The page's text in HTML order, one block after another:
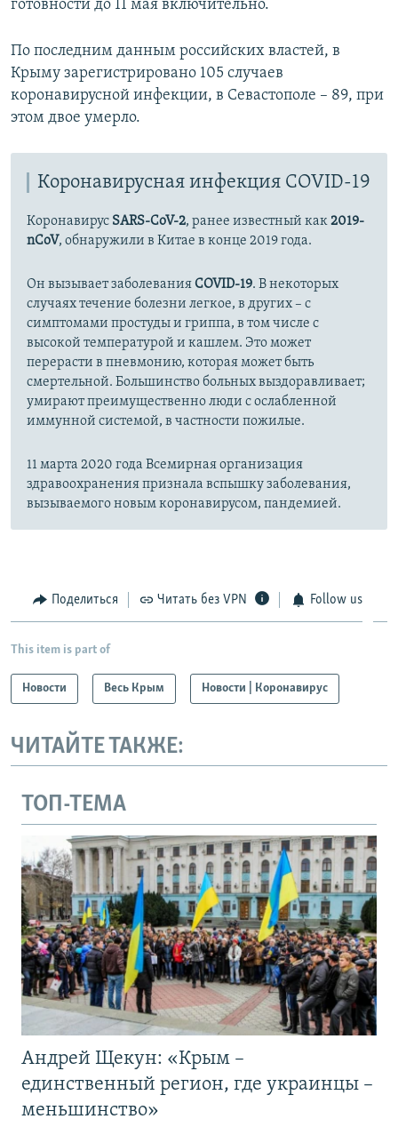
1080p
готовности до 11 мая включительно.
По последним данным российских властей, в
Крыму зарегистрировано 105 случаев
коронавирусной инфекции, в Севастополе – 89, при
этом двое умерло.
Коронавирусная инфекция COVID-19
Коронавирус SARS-CoV-2, ранее известный как2019-
nCoV, обнаружили в Китае в конце 2019 года.
Он вызывает заболеванияCOVID-19. В некоторых
случаях течение болезни легкое, в других – с
симптомами простуды и гриппа, в том числе с
высокой температурой и кашлем. Это может
перерасти в пневмонию, которая может быть
смертельной. Большинство больных выздоравливает;
умирают преимущественно люди с ослабленной
иммунной системой, в частности пожилые.
11 марта 2020 года Всемирная организация
здравоохранения признала вспышку заболевания,
вызываемого новым коронавирусом, пандемией.
Поделиться Читать без VPN Follow us
This item is part of
Новости Весь Крым Новости | Коронавирус
ЧИТАЙТЕ ТАКЖЕ:
ТОП-ТЕМА
Андрей Щекун: «Крым –
единственный регион, где украинцы –
меньшинство»